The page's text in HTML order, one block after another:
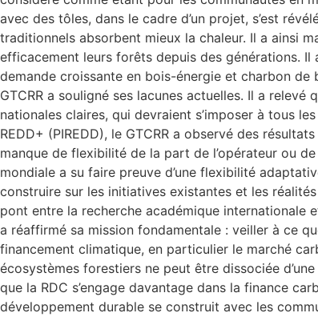
avec des tôles, dans le cadre d’un projet, s’est
traditionnels absorbent mieux la chaleur. Il a ainsi
efficacement leurs forêts depuis des générations.
demande croissante en bois-énergie et charbon
GTCRR a souligné ses lacunes actuelles. Il a
nationales claires, qui devraient s’imposer à tous
REDD+ (PIREDD), le GTCRR a observé des
manque de flexibilité de la part de l’opérateur ou
mondiale a su faire preuve d’une flexibilité
construire sur les initiatives existantes et les
pont entre la recherche académique internationale
a réaffirmé sa mission fondamentale : veiller à ce
financement climatique, en particulier le marché
écosystèmes forestiers ne peut être dissociée
que la RDC s’engage davantage dans la finance
développement durable se construit avec les